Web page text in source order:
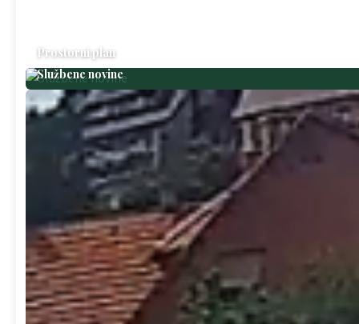
Prostorni plan
Službene novine